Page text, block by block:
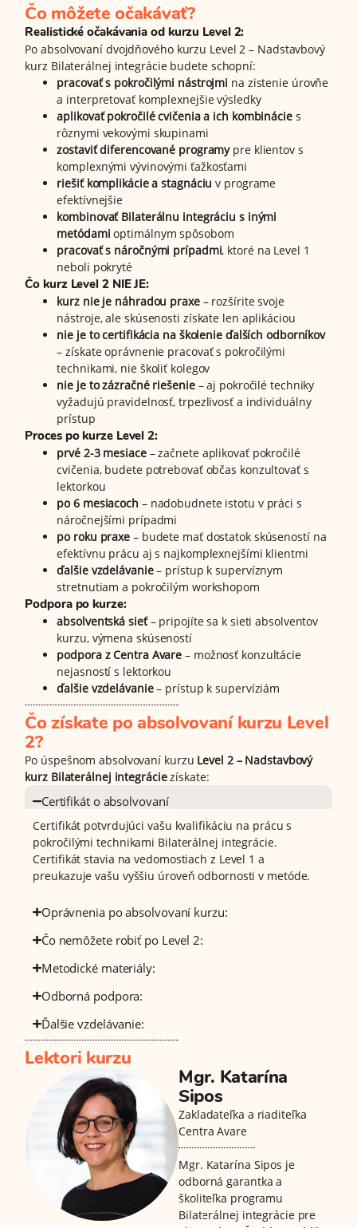
Čo môžete očakávať?
Realistické očakávania od kurzu Level 2:
Po absolvovaní dvojdňového kurzu Level 2 – Nadstavbový
kurz Bilaterálnej integrácie budete schopní:
pracovať s pokročilými nástrojmi na zistenie úrovňe
a interpretovať komplexnejšie výsledky
aplikovať pokročilé cvičenia a ich kombinácies
rôznymi vekovými skupinami
zostaviť diferencované programypre klientov s
komplexnými vývinovými ťažkosťami
riešiť komplikácie a stagnáciu v programe
efektívnejšie
kombinovať Bilaterálnu integráciu s inými
metódami optimálnym spôsobom
pracovať s náročnými prípadmi, ktoré na Level 1
neboli pokryté
Čo kurz Level 2 NIE JE:
kurz nie je náhradou praxe– rozšírite svoje
nástroje, ale skúsenosti získate len aplikáciou
nie je to certifikácia na školenie ďalších odborníkov
– získate oprávnenie pracovať s pokročilými
technikami, nie školiť kolegov
nie je to zázračné riešenie– aj pokročilé techniky
vyžadujú pravidelnosť, trpezlivosť a individuálny
prístup
Proces po kurze Level 2:
prvé 2-3 mesiace– začnete aplikovať pokročilé
cvičenia, budete potrebovať občas konzultovať s
lektorkou
po 6 mesiacoch – nadobudnete istotu v práci s
náročnejšími prípadmi
po roku praxe – budete mať dostatok skúseností na
efektívnu prácu aj s najkomplexnejšími klientmi
ďalšie vzdelávanie– prístup k supervíznym
stretnutiam a pokročilým workshopom
Podpora po kurze:
absolventská sieť– pripojíte sa k sieti absolventov
kurzu, výmena skúseností
podpora z Centra Avare – možnosť konzultácie
nejasností s lektorkou
ďalšie vzdelávanie– prístup k supervíziám
Čo získate po absolvovaní kurzu Level
2?
Po úspešnom absolvovaní kurzu Level 2 – Nadstavbový
kurz Bilaterálnej integráciezískate:
Certifikát o absolvovaní
Certifikát potvrdujúci vašu kvalifikáciu na prácu s
pokročilými technikami Bilaterálnej integrácie.
Certifikát stavia na vedomostiach z Level 1 a
preukazuje vašu vyššiu úroveň odbornosti v metóde.
Oprávnenia po absolvovaní kurzu:
Čo nemôžete robiť po Level 2:
Metodické materiály:
Odborná podpora:
Ďalšie vzdelávanie:
Lektori kurzu
Mgr. Katarína
Sipos
Zakladateľka a riaditeľka
Centra Avare
Mgr. Katarína Sipos je
odborná garantka a
školiteľka programu
Bilaterálnej integrácie pre